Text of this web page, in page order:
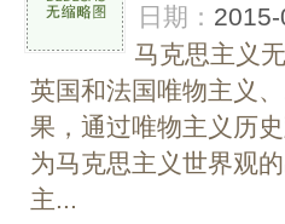
日期：
马克思主义
英国和法国唯物主义
果，通过唯物主义历
为马克思主义世界观
主...